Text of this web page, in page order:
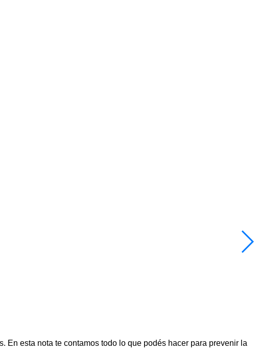
En esta nota te contamos todo lo que podés hacer para prevenir la